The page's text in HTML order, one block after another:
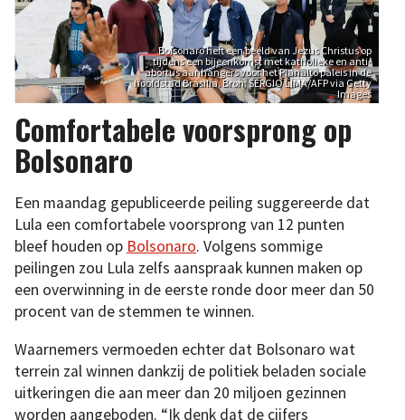
Bolsonaro heft een beeld van Jezus Christus op
tijdens een bijeenkomst met katholieke en anti-
abortus aanhangers voor het Planalto paleis in de
hoofdstad Brasilia. Bron: SERGIO LIMA/AFP via Getty
Images
Comfortabele voorsprong op
Bolsonaro
Een maandag gepubliceerde peiling suggereerde dat
Lula een comfortabele voorsprong van 12 punten
bleef houden op Bolsonaro. Volgens sommige
peilingen zou Lula zelfs aanspraak kunnen maken op
een overwinning in de eerste ronde door meer dan 50
procent van de stemmen te winnen.
Waarnemers vermoeden echter dat Bolsonaro wat
terrein zal winnen dankzij de politiek beladen sociale
uitkeringen die aan meer dan 20 miljoen gezinnen
worden aangeboden. “Ik denk dat de cijfers